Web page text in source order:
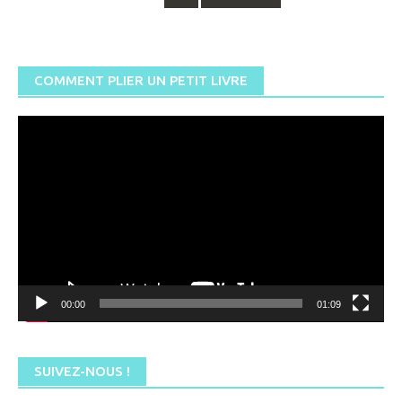
COMMENT PLIER UN PETIT LIVRE
00:00 01:09
SUIVEZ-NOUS !